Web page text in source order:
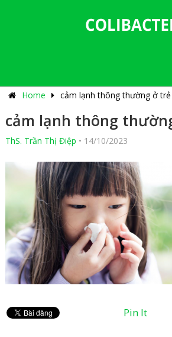
Home cảm lạnh thông thường ở
cảm lạnh thông
ThS. Trần Thị Điệp • 14/10/2023
Pin It